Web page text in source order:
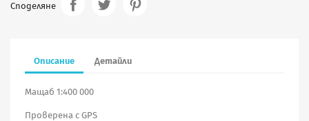
Споделяне
Описание Детайли
Мащаб 1:400 000
Проверена с GPS